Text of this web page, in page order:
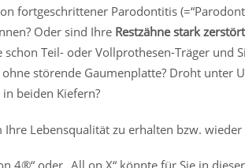
fortgeschrittener Parodontitis
Oder sind Ihre Restzähne stark
schon Teil- oder Vollprothesen-Träger und
störende Gaumenplatte? Droht unter
beiden Kiefern?
Lebensqualität zu erhalten bzw.